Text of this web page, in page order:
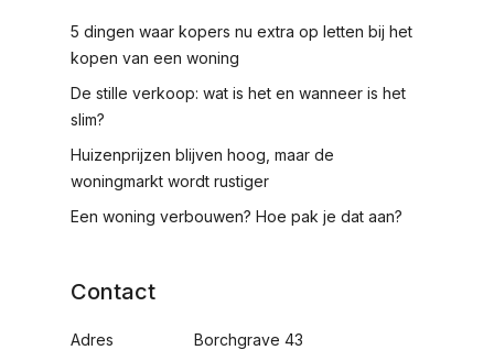
5 dingen waar kopers nu extra op letten bij het
kopen van een woning
De stille verkoop: wat is het en wanneer is het
slim?
Huizenprijzen blijven hoog, maar de
woningmarkt wordt rustiger
Een woning verbouwen? Hoe pak je dat aan?
Contact
Adres
Borchgrave 43